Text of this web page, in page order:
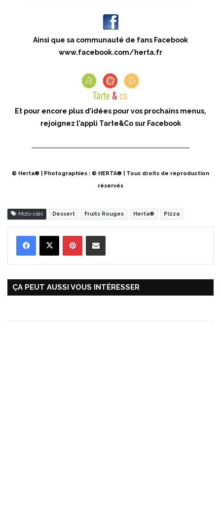
Ainsi que sa communauté de fans Facebook
www.facebook.com/herta.fr
Et pour encore plus d’idées pour vos prochains menus,
rejoignez l’appli Tarte&Co sur Facebook
© Herta® | Photographies : © HERTA® | Tous droits de reproduction
réservés
Mots-clés Dessert Fruits Rouges Herta® Pizza
ÇA PEUT AUSSI VOUS INTÉRESSER